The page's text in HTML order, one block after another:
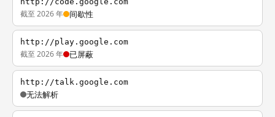
截至 2026 年 间歇性
http://play.google.com
截至 2026 年 已屏蔽
http://talk.google.com
无法解析